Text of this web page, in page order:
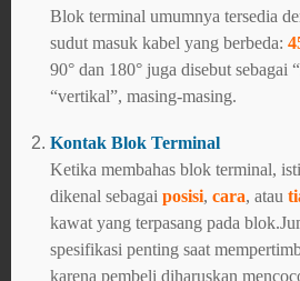
Blok terminal umumnya tersedia
sudut masuk kabel yang berbeda:
90° dan 180° juga disebut sebagai
“vertikal”, masing-masing.
Kontak Blok Terminal
Ketika membahas blok terminal,
dikenal sebagai posisi, cara, atau
kawat yang terpasang pada
spesifikasi penting saat
karena pembeli diharuskan